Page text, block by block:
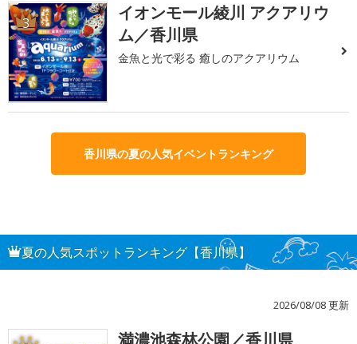
3
イオンモール綾川 アクアリウ
ム／香川県
金魚と光で彩る 癒しのアクアリウム
香川県の夏の人気イベントランキング
夏の人気スポットランキング【香川県】
2026/08/08 更新